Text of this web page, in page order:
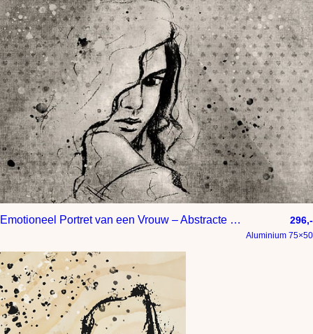
Emotioneel Portret van een Vrouw – Abstracte Lijntekening 296,-
Aluminium 75×50